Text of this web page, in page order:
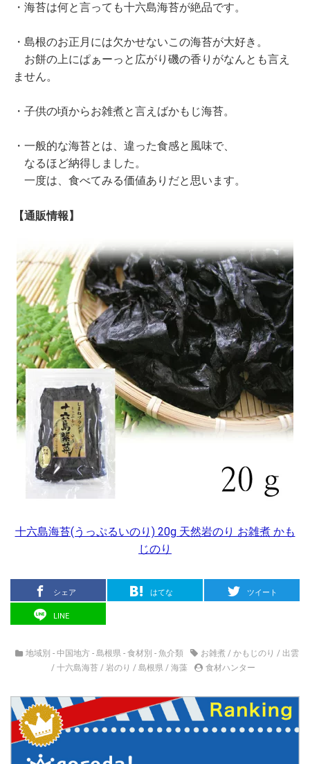
・海苔は何と言っても十六島海苔が絶品です。
・島根のお正月には欠かせないこの海苔が大好き。
お餅の上にぱぁーっと広がり磯の香りがなんとも言え
ません。
・子供の頃からお雑煮と言えばかもじ海苔。
・一般的な海苔とは、違った食感と風味で、
なるほど納得しました。
一度は、食べてみる価値ありだと思います。
【通販情報】
十六島海苔(うっぷるいのり) 20g 天然岩のり お雑煮 かも
じのり
シェア はてな ツイート
LINE
地域別 - 中国地方 - 島根県- 食材別 - 魚介類 お雑煮/ かもじのり / 出雲
/ 十六島海苔 / 岩のり / 島根県 / 海藻 食材ハンター